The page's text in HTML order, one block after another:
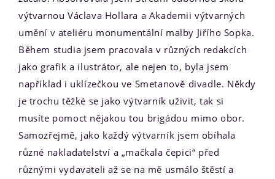
výtvarnou Václava Hollara a Akademii výtvarných
umění v ateliéru monumentální malby Jiřího Sopka.
Během studia jsem pracovala v různých redakcích
jako grafik a ilustrátor, ale nejen to, byla jsem
například i uklízečkou ve Smetanově divadle. Někdy
je trochu těžké se jako výtvarník uživit, tak si
musíte pomoct nějakou tou brigádou mimo obor.
Samozřejmě, jako každý výtvarník jsem obíhala
různé nakladatelství a „mačkala čepici“ před
různými vydavateli až se na mě usmálo štěstí a